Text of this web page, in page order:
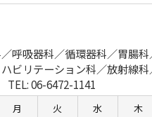
呼吸器科／循環器科／胃腸
ビリテーション科／放射線
TEL: 06-6472-1141
月 火 水 木